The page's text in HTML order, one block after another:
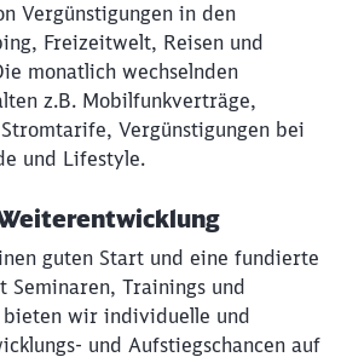
Vergünstigungen in den
Freizeitwelt, Reisen und
monatlich wechselnden
z.B. Mobilfunkverträge,
Vergünstigungen bei
und Lifestyle.
guten Start und eine fundierte
Seminaren, Trainings und
wir individuelle und
und Aufstiegschancen auf